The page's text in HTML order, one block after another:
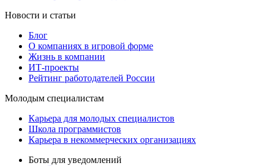
Новости и статьи
Блог
О компаниях в игровой форме
Жизнь в компании
ИТ-проекты
Рейтинг работодателей России
Молодым специалистам
Карьера для молодых специалистов
Школа программистов
Карьера в некоммерческих организациях
Боты для уведомлений